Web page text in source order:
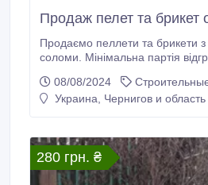
Продаж пелет та брикет
Продаємо пеллети та брикети з
соломи. Мінімальна партія
по Україні. Телефонуйте, всі питання по телефону.
0503568280, 0672339137 та на сайті https://bio-
08/08/2024
Украина, Чернигов и область
280 грн. ₴